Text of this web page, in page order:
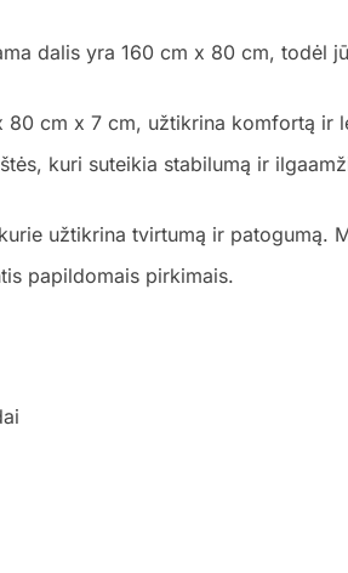
dalis yra 160 cm x 80 cm, todėl
cm x 7 cm, užtikrina komfortą ir
kuri suteikia stabilumą ir
užtikrina tvirtumą ir patogumą.
papildomais pirkimais.